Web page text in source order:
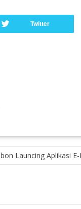
Launcing Aplikasi